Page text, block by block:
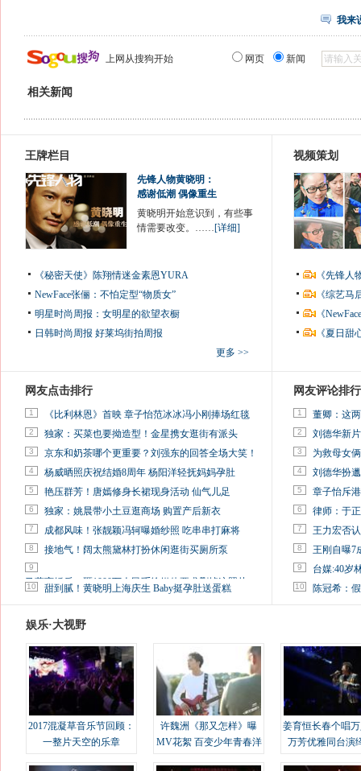
我来
上网从搜狗开始 网页 新闻
相关新闻
王牌栏目
先锋人物黄晓明：
感谢低潮 偶像重生
黄晓明开始意识到，有些事
情需要改变。……[详细]
《秘密天使》陈翔情迷金素恩YURA
NewFace张俪：不怕定型“物质女”
明星时尚周报：女明星的欲望衣橱
日韩时尚周报 好莱坞街拍周报
更多 >>
视频策划
《先锋
《综艺
《
《夏日
网友点击排行
1 《比利林恩》首映 章子怡范冰冰冯小刚捧场红毯
2 独家：买菜也要拗造型！金星携女逛街有派头
3 京东和奶茶哪个更重要？刘强东的回答全场大笑！
4 杨威晒照庆祝结婚8周年 杨阳洋轻抚妈妈孕肚
5 艳压群芳！唐嫣修身长裙现身活动 仙气儿足
6 独家：姚晨带小土豆逛商场 购置产后新衣
7 成都风味！张靓颖冯轲曝婚纱照 吃串串打麻将
8 接地气！阔太熊黛林打扮休闲逛街买厕所泵
9
马蓉离婚后，砸1000万人民币给媒体要求删掉这照片
10 甜到腻！黄晓明上海庆生 Baby挺孕肚送蛋糕
网友评论排行
1 董卿：这
2 刘德华新
3 为救母女
4 刘德华扮
5 章子怡斥
6 律师：于
7 王力宏否
8 王刚自曝7
9 台媒:40岁
10 陈冠希：
娱乐·大视野
2017混凝草音乐节回顾：
一整片天空的乐章
许魏洲《那又怎样》曝
MV花絮 百变少年青春洋
姜育恒长春个唱
万芳优雅同台演